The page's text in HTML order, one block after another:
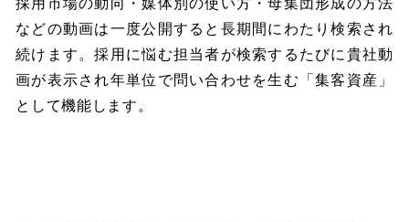
採用市場の動向・媒体別の使い方・母集団形成の方法
などの動画は一度公開すると長期間にわたり検索され
続けます。採用に悩む担当者が検索するたびに貴社動
画が表示され年単位で問い合わせを生む「集客資産」
として機能します。